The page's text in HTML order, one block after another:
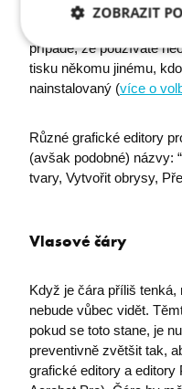
a rozházený. Aby se
případě, že používáte
tisku někomu jinému,
nainstalovaný (více o
Různé grafické editory
(avšak podobné) názvy:
tvary, Vytvořit obrysy,
Vlasové čáry
Když je čára příliš
nebude vůbec vidět.
pokud se toto stane, je
preventivně zvětšit tak,
grafické editory a editory
ZOBRAZIT
Nezbytně
nutné
soubory
Marketing
Nezbytně nutné
funkce webových
uživatele a správa
nezbytně nutných